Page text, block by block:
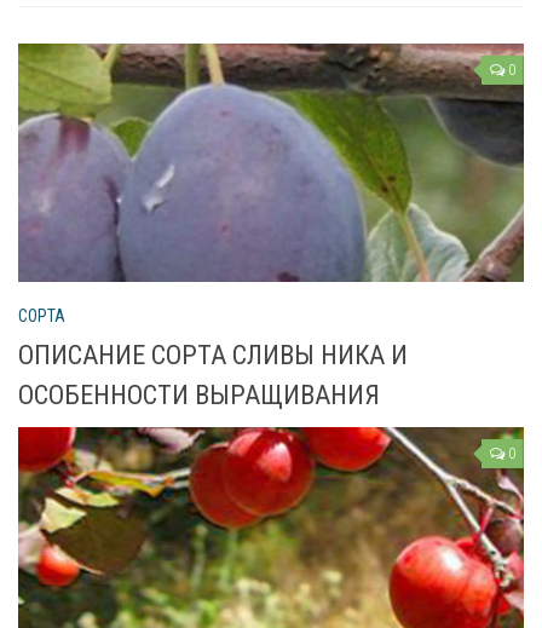
Петуния
Рецепты
О сайте
0
СОРТА
ОПИСАНИЕ СОРТА СЛИВЫ НИКА И
ОСОБЕННОСТИ ВЫРАЩИВАНИЯ
0